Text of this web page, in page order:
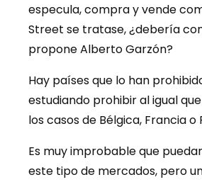
especula, compra y vende
Street se tratase, ¿debería
propone Alberto Garzón?
Hay países que lo han
estudiando prohibir al igual
los casos de Bélgica, Francia o
Es muy improbable que
este tipo de mercados, pero